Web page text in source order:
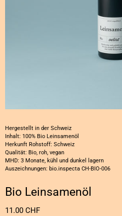
Hergestellt in der Schweiz
Inhalt: 100% Bio Leinsamenöl
Herkunft Rohstoff: Schweiz
Qualität: Bio, roh, vegan
MHD: 3 Monate, kühl und dunkel lagern
Auszeichnungen: bio.inspecta CH-BIO-006
Bio Leinsamenöl
Normaler
11.00 CHF